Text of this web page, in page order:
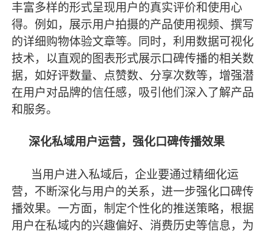
丰富多样的形式呈现用户的真实评价和使用心
得。例如，展示用户拍摄的产品使用视频、撰写
的详细购物体验文章等。同时，利用数据可视化
技术，以直观的图表形式展示口碑传播的相关数
据，如好评数量、点赞数、分享次数等，增强潜
在用户对品牌的信任感，吸引他们深入了解产品
和服务。
深化私域用户运营，强化口碑传播效果
当用户进入私域后，企业要通过精细化运
营，不断深化与用户的关系，进一步强化口碑传
播效果。一方面，制定个性化的推送策略，根据
用户在私域内的兴趣偏好、消费历史等信息，为